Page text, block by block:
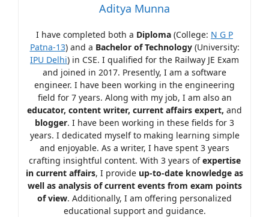
Aditya Munna
I have completed both a Diploma (College: N G P
Patna-13) and a Bachelor of Technology(University:
IPU Delhi) in CSE. I qualified for the Railway JE Exam
and joined in 2017. Presently, I am a software
engineer. I have been working in the engineering
field for 7 years. Along with my job, I am also an
educator, content writer, current affairs expert, and
blogger. I have been working in these fields for 3
years. I dedicated myself to making learning simple
and enjoyable. As a writer, I have spent 3 years
crafting insightful content. With 3 years ofexpertise
in current affairs, I provide up-to-date knowledge as
well as analysis of current events from exam points
of view. Additionally, I am offering personalized
educational support and guidance.